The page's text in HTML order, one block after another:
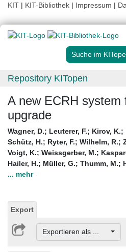
KIT | KIT-Bibliothek | Impressum |
Suche im
Repository KITopen
A new ECRH system
upgrade
Wagner, D.; Leuterer, F.; Kirov, K.;
Schütz, H.; Ryter, F.; Wilhelm, R.;
Voigt, K.; Weissgerber, M.;
Hailer, H.; Müller, G.; Thumm, M.;
... mehr
Export
Exportieren als ...